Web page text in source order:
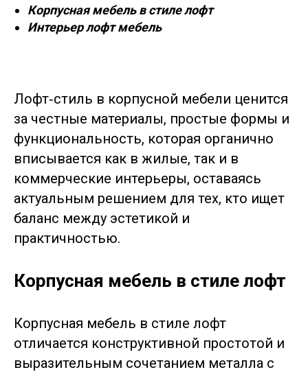
Корпусная мебель в стиле лофт
Интерьер лофт мебель
Лофт‑стиль в корпусной мебели ценится
за честные материалы, простые формы и
функциональность, которая органично
вписывается как в жилые, так и в
коммерческие интерьеры, оставаясь
актуальным решением для тех, кто ищет
баланс между эстетикой и
практичностью.
Корпусная мебель в стиле лофт
Корпусная мебель в стиле лофт
отличается конструктивной простотой и
выразительным сочетанием металла с